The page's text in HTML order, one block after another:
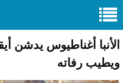
الأنبا أغناطيوس يدشن
ويطيب رفاته